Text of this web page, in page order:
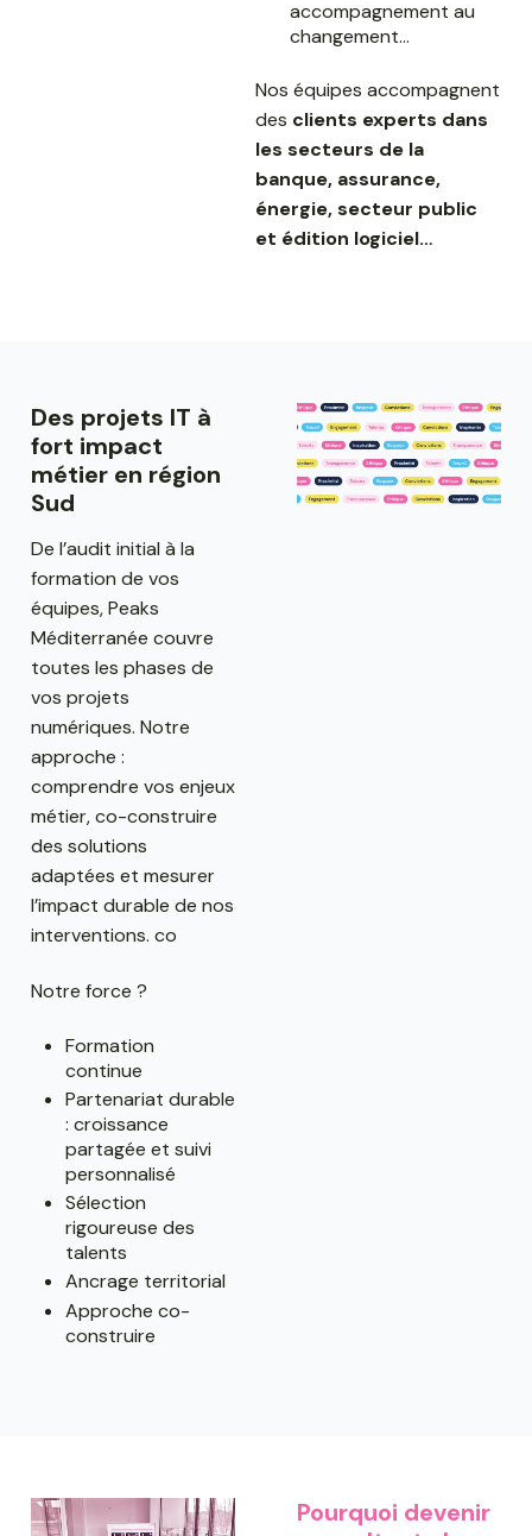
accompagnement au
changement…
Nos équipes accompagnent
des clients experts dans
les secteurs de la
banque, assurance,
énergie, secteur public
et édition logiciel…
Des projets IT à
fort impact
métier en région
Sud
De l’audit initial à la
formation de vos
équipes, Peaks
Méditerranée couvre
toutes les phases de
vos projets
numériques. Notre
approche :
comprendre vos enjeux
métier, co-construire
des solutions
adaptées et mesurer
l’impact durable de nos
interventions. co
Notre force ?
Formation
continue
Partenariat durable
: croissance
partagée et suivi
personnalisé
Sélection
rigoureuse des
talents
Ancrage territorial
Approche co-
construire
Pourquoi devenir